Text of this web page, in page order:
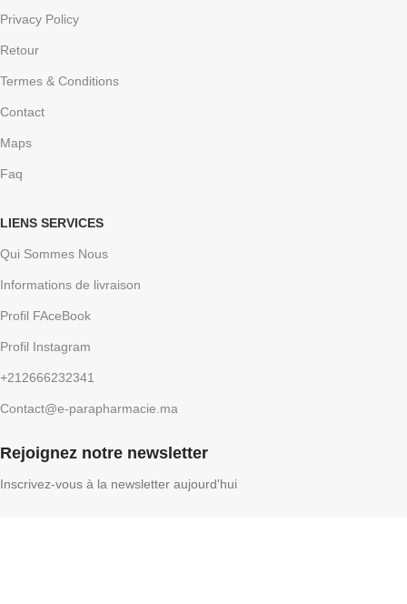
Privacy Policy
Retour
Termes & Conditions
Contact
Maps
Faq
LIENS SERVICES
Qui Sommes Nous
Informations de livraison
Profil FAceBook
Profil Instagram
+212666232341
Contact@e-parapharmacie.ma
Rejoignez notre newsletter
Inscrivez-vous à la newsletter aujourd'hui